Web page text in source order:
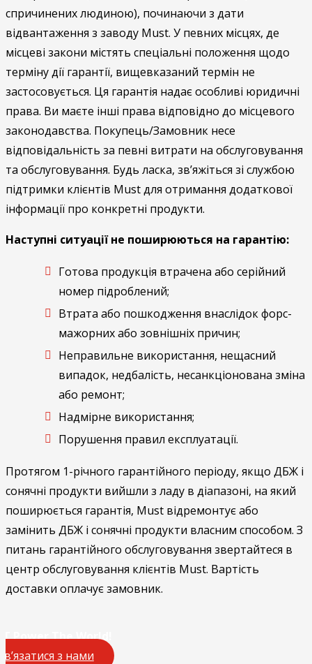
спричинених людиною), починаючи з дати
відвантаження з заводу Must. У певних місцях, де
місцеві закони містять спеціальні положення щодо
терміну дії гарантії, вищевказаний термін не
застосовується. Ця гарантія надає особливі юридичні
права. Ви маєте інші права відповідно до місцевого
законодавства. Покупець/Замовник несе
відповідальність за певні витрати на обслуговування
та обслуговування. Будь ласка, зв’яжіться зі службою
підтримки клієнтів Must для отримання додаткової
інформації про конкретні продукти.
Наступні ситуації не поширюються на гарантію:
Готова продукція втрачена або серійний
номер підроблений;
Втрата або пошкодження внаслідок форс-
мажорних або зовнішніх причин;
Неправильне використання, нещасний
випадок, недбалість, несанкціонована зміна
або ремонт;
Надмірне використання;
Порушення правил експлуатації.
Протягом 1-річного гарантійного періоду, якщо ДБЖ і
сонячні продукти вийшли з ладу в діапазоні, на який
поширюється гарантія, Must відремонтує або
замінить ДБЖ і сонячні продукти власним способом. З
питань гарантійного обслуговування звертайтеся в
центр обслуговування клієнтів Must. Вартість
доставки оплачує замовник.
Power The World!
з нами